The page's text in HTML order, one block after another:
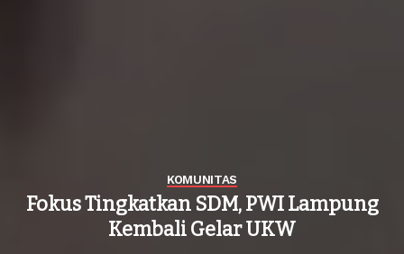
KOMUNITAS
Fokus Tingkatkan SDM, PWI Lampung
Kembali Gelar UKW